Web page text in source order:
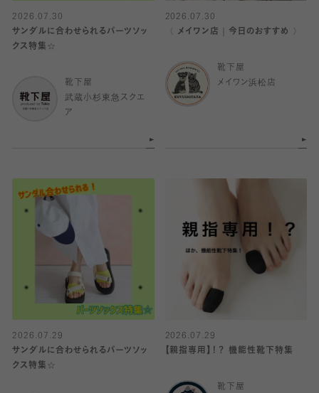
2026.07.30
サンダルに合わせられるパーツソッ
クス特集☆
靴下屋
武蔵小杉東急スクエ
ア
2026.07.30
〈 メイワン店｜今日のおすすめ 〉
靴下屋
メイワン浜松店
2026.07.29
サンダルに合わせられるパーツソッ
クス特集☆
2026.07.29
【親指専用】！？ 機能性靴下特集
靴下屋